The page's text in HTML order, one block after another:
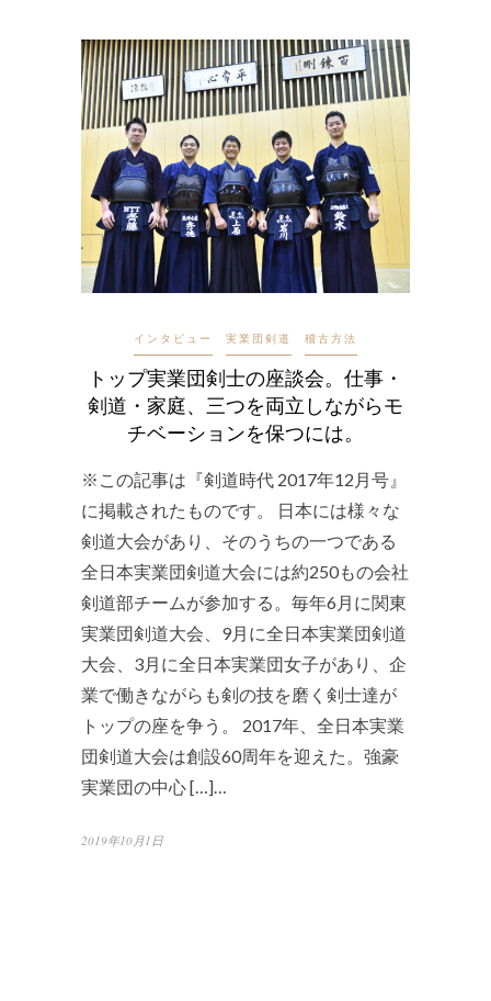
インタビュー 実業団剣道 稽古方法
トップ実業団剣士の座談会。仕事・
剣道・家庭、三つを両立しながらモ
チベーションを保つには。
※この記事は『剣道時代 2017年12月号』
に掲載されたものです。 日本には様々な
剣道大会があり、そのうちの一つである
全日本実業団剣道大会には約250もの会社
剣道部チームが参加する。毎年6月に関東
実業団剣道大会、9月に全日本実業団剣道
大会、3月に全日本実業団女子があり、企
業で働きながらも剣の技を磨く剣士達が
トップの座を争う。 2017年、全日本実業
団剣道大会は創設60周年を迎えた。強豪
実業団の中心 […]…
2019年10月1日